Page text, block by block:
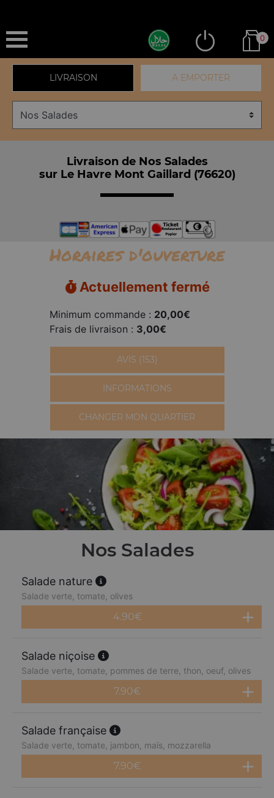
0
LIVRAISON A EMPORTER
Livraison de Nos Salades
sur Le Havre Mont Gaillard (76620)
Horaires d'ouverture
Actuellement fermé
Minimum commande : 20,00€
Frais de livraison : 3,00€
AVIS (153)
INFORMATIONS
CHANGER MON QUARTIER
Nos Salades
Salade nature
Salade verte, tomate, olives
4.90€
Salade niçoise
Salade verte, tomate, pommes de terre, thon, oeuf, olives
7.90€
Salade française
Salade verte, tomate, jambon, maïs, mozzarella
7.90€